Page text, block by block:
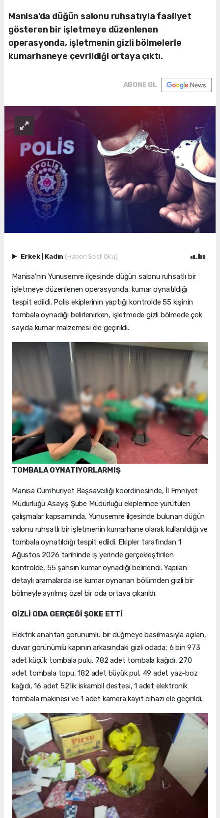
Manisa'da düğün salonu ruhsatıyla faaliyet
gösteren bir işletmeye düzenlenen
operasyonda, işletmenin gizli bölmelerle
kumarhaneye çevrildiği ortaya çıktı.
ABONE OL
Erkek Kadın (Haberi Sesli Oku)
Manisa'nın Yunusemre ilçesinde düğün salonu ruhsatlı bir
işletmeye düzenlenen operasyonda, kumar oynatıldığı
tespit edildi. Polis ekiplerinin yaptığı kontrolde 55 kişinin
tombala oynadığı belirlenirken, işletmede gizli bölmede çok
sayıda kumar malzemesi ele geçirildi.
TOMBALA OYNATIYORLARMIŞ
Manisa Cumhuriyet Başsavcılığı koordinesinde, İl Emniyet
Müdürlüğü Asayiş Şube Müdürlüğü ekiplerince yürütülen
çalışmalar kapsamında, Yunusemre ilçesinde bulunan düğün
salonu ruhsatlı bir işletmenin kumarhane olarak kullanıldığı ve
tombala oynatıldığı tespit edildi. Ekipler tarafından 1
Ağustos 2026 tarihinde iş yerinde gerçekleştirilen
kontrolde, 55 şahsın kumar oynadığı belirlendi. Yapılan
detaylı aramalarda ise kumar oynanan bölümden gizli bir
bölmeyle ayrılmış özel bir oda ortaya çıkarıldı.
GİZLİ ODA GERÇEĞİ ŞOKE ETTİ
Elektrik anahtarı görünümlü bir düğmeye basılmasıyla açılan,
duvar görünümlü kapının arkasındaki gizli odada; 6 bin 973
adet küçük tombala pulu, 782 adet tombala kağıdı, 270
adet tombala topu, 182 adet büyük pul, 49 adet yaz-boz
kağıdı, 16 adet 52'lik iskambil destesi, 1 adet elektronik
tombala makinesi ve 1 adet kamera kayıt cihazı ele geçirildi.